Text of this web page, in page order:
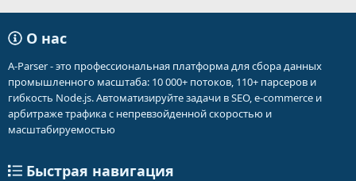
О нас
A-Parser - это профессиональная платформа для сбора данных
промышленного масштаба: 10 000+ потоков, 110+ парсеров и
гибкость Node.js. Автоматизируйте задачи в SEO, e-commerce и
арбитраже трафика с непревзойденной скоростью и
масштабируемостью
Быстрая навигация